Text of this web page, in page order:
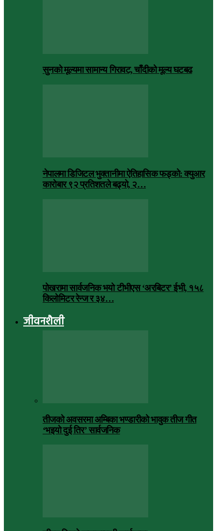
सुनको मूल्यमा सामान्य गिरावट, चाँदीको मूल्य घटबढ
नेपालमा डिजिटल भुक्तानीमा ऐतिहासिक फड्को: क्युआर
कारोबार ९२ प्रतिशतले बढ्यो, २…
पोखरामा सार्वजनिक भयो टीभीएस ‘अरबिटर’ ईभी, १५८
किलोमिटर रेन्ज र ३४…
जीवनशैली
तीजको अवसरमा अम्बिका भण्डारीको भावुक तीज गीत
‘भइयो दुई तिर’ सार्वजनिक